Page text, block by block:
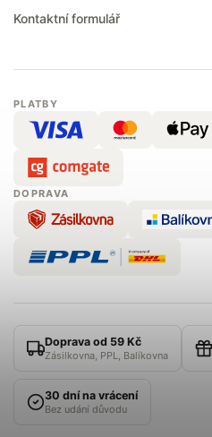
Kontaktní formulář
PLATBY
DOPRAVA
Doprava od 59 Kč
Zásilkovna, PPL, Balíkovna
30 dní na vrácení
Bez udání důvodu